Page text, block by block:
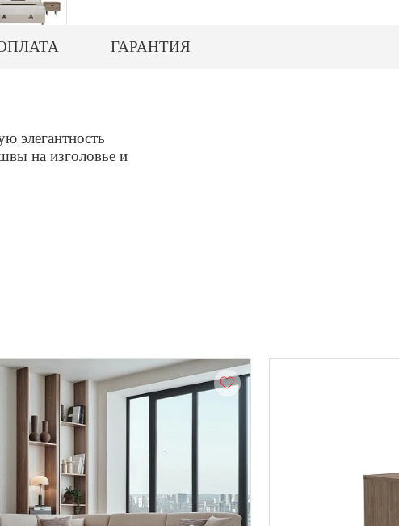
ГАРАНТИЯ
элегантность
на изголовье и